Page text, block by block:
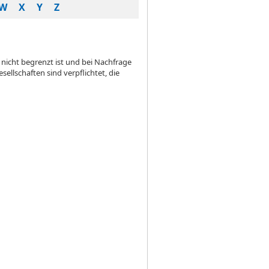
X Y Z
begrenzt ist und bei Nachfrage
sind verpflichtet, die